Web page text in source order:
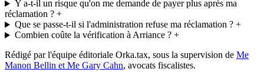
Y a-t-il un risque qu'on me demande de payer plus après ma
réclamation ? +
Que se passe-t-il si l'administration refuse ma réclamation ?+
Combien coûte la vérification à Arriance ?+
Rédigé par l'équipe éditoriale Orka.tax, sous la supervision de Me
Manon Bellin et Me Gary Cahn, avocats fiscalistes.